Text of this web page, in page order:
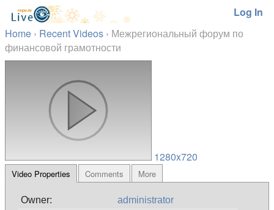
Log In
Home › Recent Videos › Межрегиональный форум по
финансовой грамотности
1280x720
Video Properties Comments More
Owner:
administrator